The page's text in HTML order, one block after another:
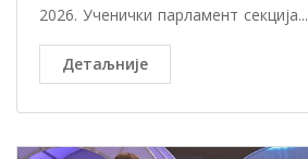
2026. Ученички парламент секција...
Детаљније